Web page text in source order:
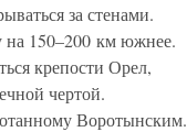
за стенами.
на 150–200 км южнее.
крепости Орел,
чертой.
Воротынским.